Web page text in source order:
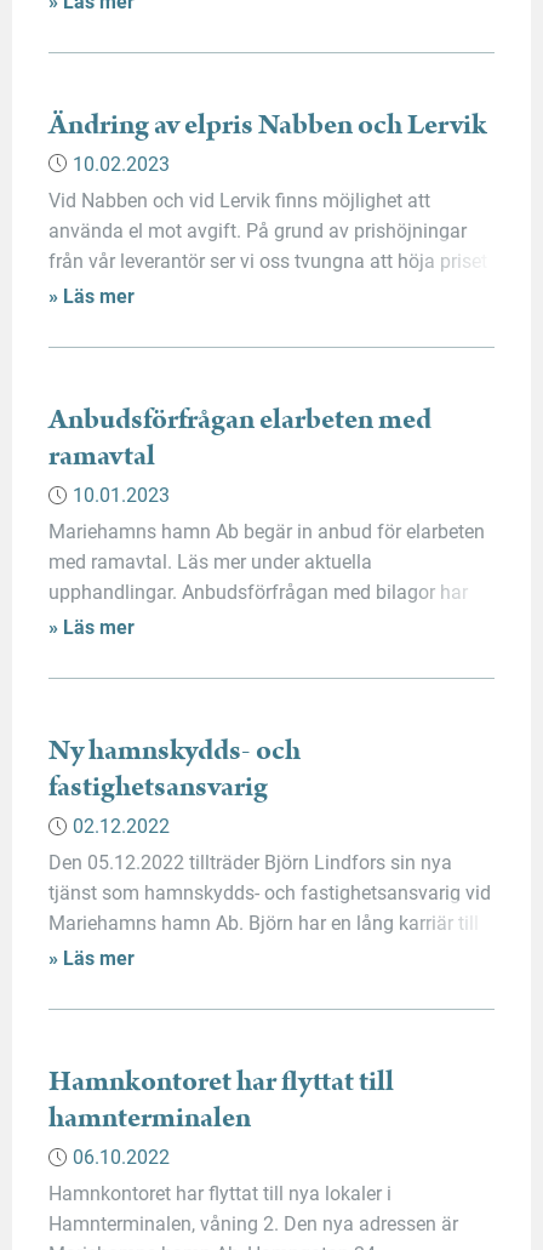
hamnterminalen mot en engångskostnad om 30
kunder och finns också att läsa på […]
Ändring av elpris Nabben och Lervik
10.02.2023
Vid Nabben och vid Lervik finns möjlighet att
använda el mot avgift. På grund av prishöjningar
från vår leverantör ser vi oss tvungna att höja priset
även för slutanvändaren. Information finns vid
» Läs mer
Anbudsförfrågan elarbeten med
ramavtal
10.01.2023
Mariehamns hamn Ab begär in anbud för elarbeten
med ramavtal. Läs mer under aktuella
upphandlingar. Anbudsförfrågan med bilagor har
offentliggjorts på e-Avrops hemsida den
Ålandsportalen
» Läs mer
Ny hamnskydds- och
fastighetsansvarig
02.12.2022
Den 05.12.2022 tillträder Björn Lindfors sin nya
tjänst som hamnskydds- och fastighetsansvarig vid
Mariehamns hamn Ab. Björn har en lång karriär till
sjöss i olika befattningar och kommer närmast från
Björn till Mariehamns hamn Ab! Björns
» Läs mer
Hamnkontoret har flyttat till
hamnterminalen
06.10.2022
Hamnkontoret har flyttat till nya lokaler i
Hamnterminalen, våning 2. Den nya adressen är